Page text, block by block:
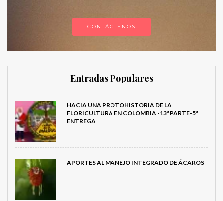
CONTÁCTENOS
Entradas Populares
HACIA UNA PROTOHISTORIA DE LA
FLORICULTURA EN COLOMBIA -13ª PARTE-5ª
ENTREGA
APORTES AL MANEJO INTEGRADO DE ÁCAROS